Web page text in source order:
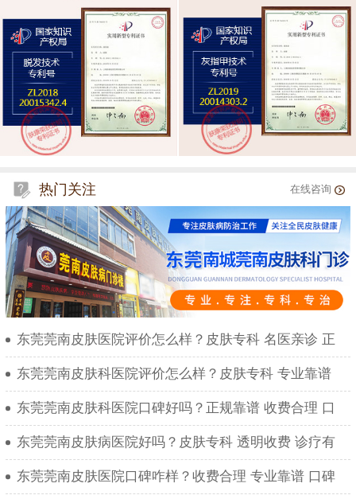
热门关注 在线咨询
东莞莞南皮肤医院评价怎么样？皮肤专科 名医亲诊 正
东莞莞南皮肤科医院评价怎么样？皮肤专科 专业靠谱
东莞莞南皮肤科医院口碑好吗？正规靠谱 收费合理 口
东莞莞南皮肤病医院好吗？皮肤专科 透明收费 诊疗有
东莞莞南皮肤医院口碑咋样？收费合理 专业靠谱 口碑